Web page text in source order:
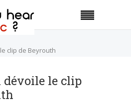
clip de Beyrouth
le clip